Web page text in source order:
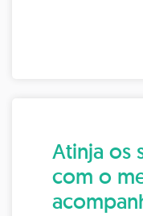
Atinja os
com o